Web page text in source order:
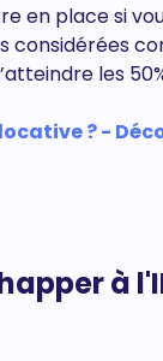
en place si
considérées
les
? -
à